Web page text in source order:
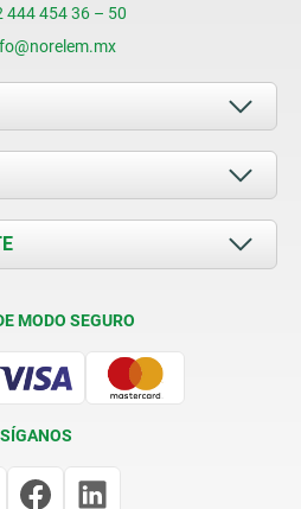
444 454 36 – 50
MODO SEGURO
SÍGANOS